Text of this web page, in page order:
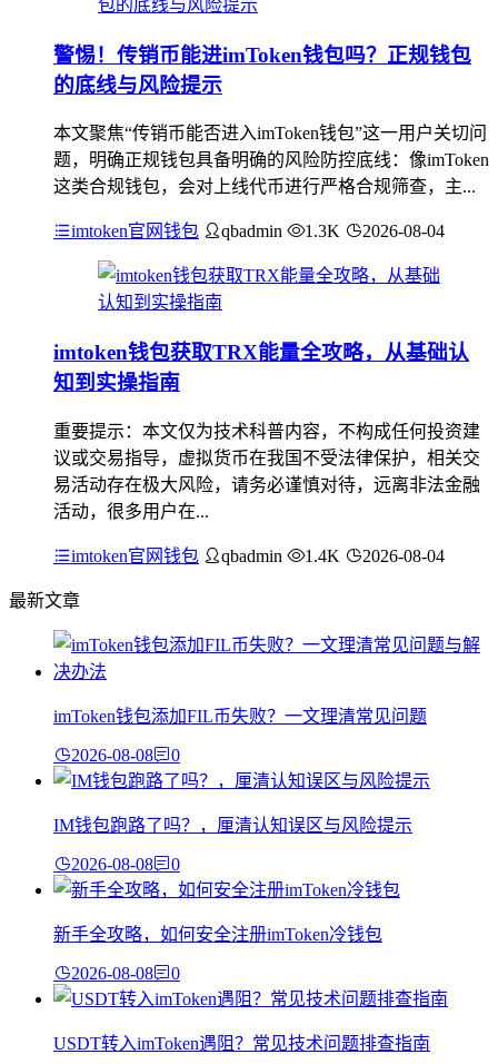
警惕！传销币能进imToken钱包吗？正规钱包
的底线与风险提示
本文聚焦“传销币能否进入imToken钱包”这一用户关切问
题，明确正规钱包具备明确的风险防控底线：像imToken
这类合规钱包，会对上线代币进行严格合规筛查，主...
imtoken官网钱包 qbadmin 1.3K 2026-08-04
imtoken钱包获取TRX能量全攻略，从基础认
知到实操指南
重要提示：本文仅为技术科普内容，不构成任何投资建
议或交易指导，虚拟货币在我国不受法律保护，相关交
易活动存在极大风险，请务必谨慎对待，远离非法金融
活动，很多用户在...
imtoken官网钱包 qbadmin 1.4K 2026-08-04
最新文章
imToken钱包添加FIL币失败？一文理清常见问题
2026-08-08 0
IM钱包跑路了吗？，厘清认知误区与风险提示
2026-08-08 0
新手全攻略，如何安全注册imToken冷钱包
2026-08-08 0
USDT转入imToken遇阻？常见技术问题排查指南